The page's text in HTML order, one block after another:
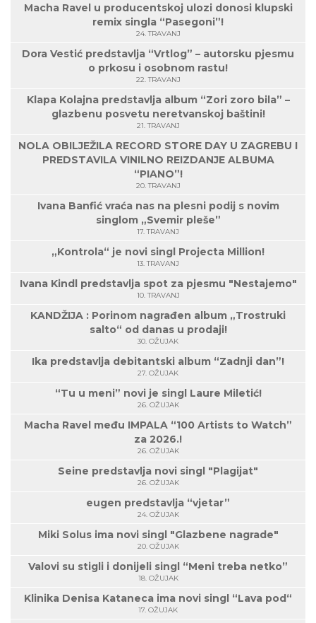
Macha Ravel u producentskoj ulozi donosi klupski
remix singla “Pasegoni”!
24. TRAVANJ
Dora Vestić predstavlja “Vrtlog” – autorsku pjesmu
o prkosu i osobnom rastu!
22. TRAVANJ
Klapa Kolajna predstavlja album “Zori zoro bila” –
glazbenu posvetu neretvanskoj baštini!
21. TRAVANJ
NOLA OBILJEŽILA RECORD STORE DAY U ZAGREBU I
PREDSTAVILA VINILNO REIZDANJE ALBUMA
“PIANO”!
20. TRAVANJ
Ivana Banfić vraća nas na plesni podij s novim
singlom „Svemir pleše”
17. TRAVANJ
„Kontrola“ je novi singl Projecta Million!
13. TRAVANJ
Ivana Kindl predstavlja spot za pjesmu "Nestajemo"
10. TRAVANJ
KANDŽIJA : Porinom nagrađen album „Trostruki
salto“ od danas u prodaji!
30. OŽUJAK
Ika predstavlja debitantski album “Zadnji dan”!
27. OŽUJAK
“Tu u meni” novi je singl Laure Miletić!
26. OŽUJAK
Macha Ravel među IMPALA “100 Artists to Watch”
za 2026.!
26. OŽUJAK
Seine predstavlja novi singl "Plagijat"
26. OŽUJAK
eugen predstavlja “vjetar”
24. OŽUJAK
Miki Solus ima novi singl "Glazbene nagrade"
20. OŽUJAK
Valovi su stigli i donijeli singl “Meni treba netko”
18. OŽUJAK
Klinika Denisa Kataneca ima novi singl “Lava pod“
17. OŽUJAK